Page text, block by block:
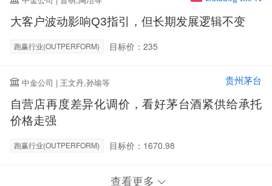
大客户波动影响Q3指引，但长期发展逻辑不变
跑赢行业(OUTPERFORM) 目标价：235
中金公司 | 王文丹,孙瑜等 贵州茅台
自营店再度差异化调价，看好茅台酒紧供给承托
价格走强
跑赢行业(OUTPERFORM) 目标价：1670.98
查看更多